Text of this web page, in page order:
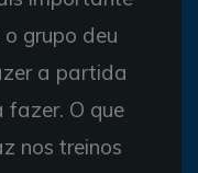
grupo deu
a partida
fazer. O que
nos treinos